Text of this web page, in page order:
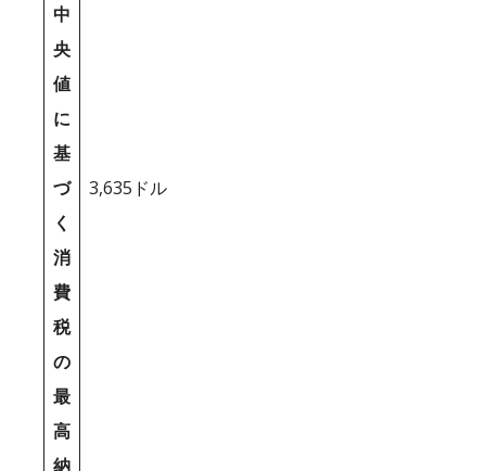
中
央
値
に
基
づ
く
消
費
税
の
最
高
納
3,635ドル